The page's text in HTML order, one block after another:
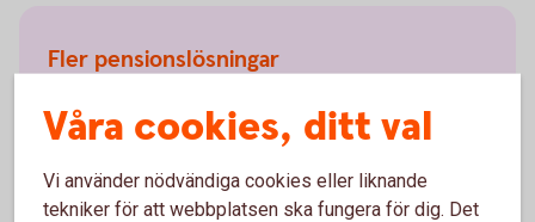
Fler pensionslösningar
Tjänstepension med depå
Extra pensionsavsättning
Våra cookies, ditt val
Vi använder nödvändiga cookies eller liknande
tekniker för att webbplatsen ska fungera för dig. Det